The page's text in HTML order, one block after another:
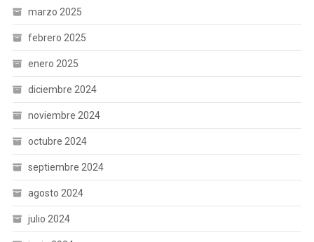
marzo 2025
febrero 2025
enero 2025
diciembre 2024
noviembre 2024
octubre 2024
septiembre 2024
agosto 2024
julio 2024